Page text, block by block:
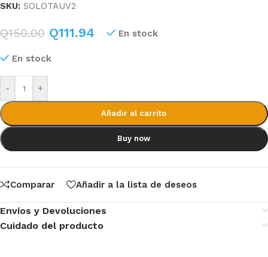
SKU: SOLOTAUV2
Q150.00 Q111.94 En stock
En stock
- +
Añadir al carrito
Buy now
Comparar Añadir a la lista de deseos
Envíos y Devoluciones
Cuidado del producto